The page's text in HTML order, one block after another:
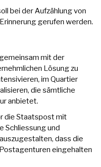
bei der Aufzählung von
gerufen werden.
mit der
Lösung zu
im Quartier
die sämtliche
anbietet.
die Staatspost mit
Schliessung und
dass die
eingehalten